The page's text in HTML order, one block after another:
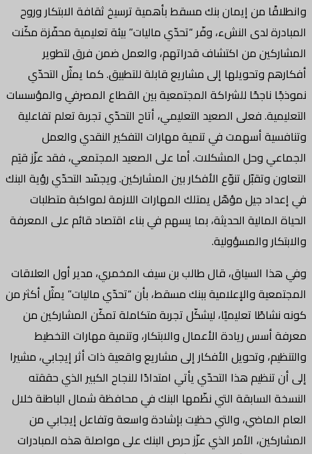
وانطلاقًا من إيمان بنك مسقط بأهمية ترسيخ ثقافة الابتكار وروح
المبادرة لدى النشء، وفّر “تحدّي ماليات” بيئة تعليمية محفّزة مكّنت
المشاركين من اكتشاف قدراتهم، والعمل ضمن فرق لتطوير
أفكارهم وتحويلها إلى مشاريع قابلة للتطبيق. كما يمثّل التحدّي
نموذجًا ناجحًا للشراكة المجتمعية بين القطاع المصرفي والمؤسسات
التعليمية. فعلى الصعيد التعليمي، أتاح التحدّي تجربة تعلم تفاعلية
وتنافسية أسهمت في تنمية مهارات التفكير النقدي والعمل
الجماعي وحل المشكلات. أما على الصعيد المجتمعي، فقد عزّز قيَم
التعاون وتقبّل تنوّع الأفكار بين المشاركين. ويجسّد التحدّي رؤية البنك
في إعداد جيل مؤهّل يمتلك المهارات اللازمة لمواكبة متطلبات
الحياة المالية الحديثة، بما يسهم في بناء اقتصاد قائم على المعرفة
والابتكار والمسؤولية.
وفي هذا السياق، قال طالب بن سيف المخمري، مدير أول العلاقات
المجتمعية والإعلامية ببنك مسقط، بأن “تحدّي ماليات” يمثّل أكثر من
كونه نشاطًا تعليميًا، ليشكّل تجربة متكاملة تمكّن المشاركين من
معرفة أسس ريادة الأعمال والابتكار، وتنمية مهارات التخطيط
والتنظيم، وتحويل الأفكار إلى مشاريع واقعية ذات أثر إيجابي، مشيرا
إلى أن تنظيم هذا التحدّي يأتي امتدادًا للنجاح الكبير الذي حققته
النسخة السابقة التي نظّمها البنك في محافظة شمال الباطنة خلال
العام الماضي، والتي حظيت بإشادة واسعة وتفاعل إيجابي من
المشاركين، الأمر الذي عزّز حرص البنك على مواصلة هذه المبادرات